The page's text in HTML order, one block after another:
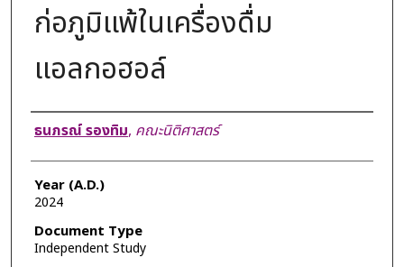
ก่อภูมิแพ้ในเครื่องดื่ม
แอลกอฮอล์
Author
ธนภรณ์ รองทิม, คณะนิติศาสตร์
Year (A.D.)
2024
Document Type
Independent Study